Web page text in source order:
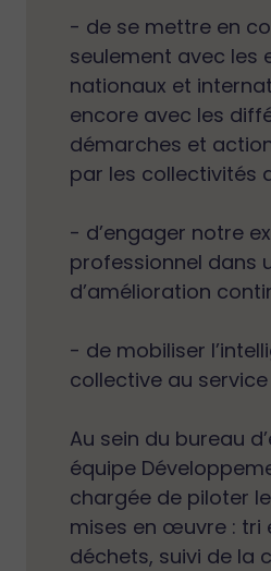
- de se mettre en
seulement avec les
nationaux et
encore avec les
démarches et
par les collectivités
- d’engager notre
professionnel dans
d’amélioration
- de mobiliser
collective au
Au sein du bureau
équipe
chargée de piloter
mises en œuvre : tri
déchets, suivi de la